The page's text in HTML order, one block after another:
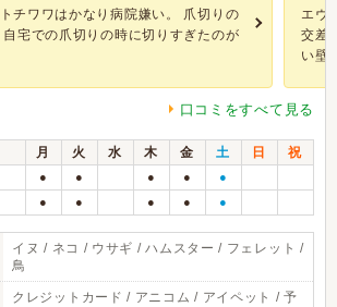
チワワはかなり病院嫌い。 爪切りの
宅での爪切りの時に切りすぎたのが
エヴ
交差
い壁
口コミをすべて見る
月 火 水 木 金 土 日
祝
● ● ● ● ●
● ● ● ● ●
イヌ / ネコ / ウサギ / ハムスター / フェレット /
鳥
クレジットカード / アニコム / アイペット / 予